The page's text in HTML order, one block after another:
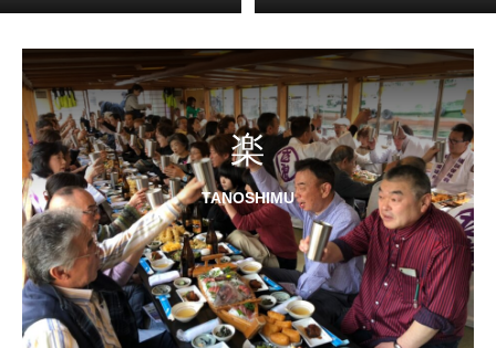
楽
TANOSHIMU